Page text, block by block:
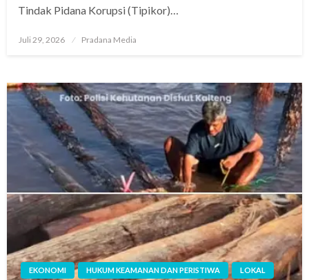
Tindak Pidana Korupsi (Tipikor)…
Juli 29, 2026 Pradana Media
EKONOMI HUKUM KEAMANAN DAN PERISTIWA LOKAL